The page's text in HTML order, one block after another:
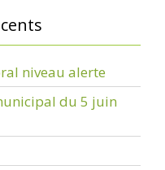
niveau alerte
du 5 juin